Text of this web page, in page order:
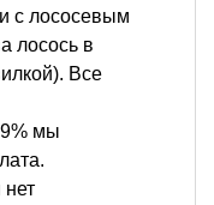
с лососевым
лосось в
Все
мы
нет